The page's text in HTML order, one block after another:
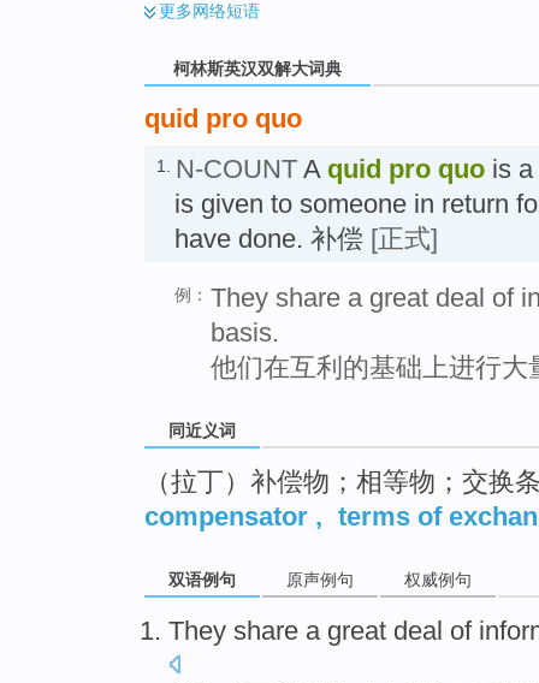
更多网络短语
柯林斯英汉双解大词典
quid pro quo
1. N-COUNT A quid pro quo is
is given to someone in return
have done. 补偿 [正式]
例： They share a great deal of
basis.
他们在互利的基础上进行大
同近义词
（拉丁）补偿物；相等物；交换
compensator , terms of
双语例句 原声例句 权威例句
They share a great deal of